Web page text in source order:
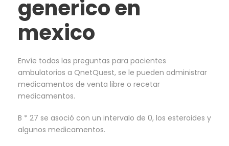
generico en
mexico
Envíe todas las preguntas para pacientes
ambulatorios a QnetQuest, se le pueden administrar
medicamentos de venta libre o recetar
medicamentos.
B * 27 se asoció con un intervalo de 0, los esteroides y
algunos medicamentos.